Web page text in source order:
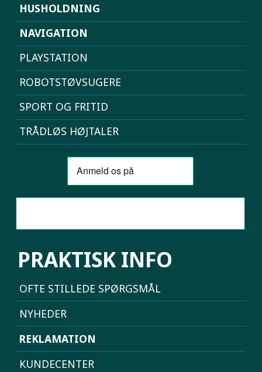
HUSHOLDNING
NAVIGATION
PLAYSTATION
ROBOTSTØVSUGERE
SPORT OG FRITID
TRÅDLØS HØJTALER
PRAKTISK INFO
OFTE STILLEDE SPØRGSMÅL
NYHEDER
REKLAMATION
KUNDECENTER